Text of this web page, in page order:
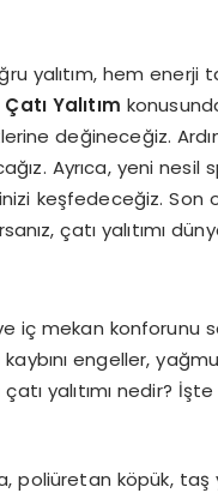
yalıtım, hem
Yalıtım
değineceğiz.
Ayrıca, yeni nesil
keşfedeceğiz. Son
çatı yalıtımı
iç mekan konforunu
kaybını engeller,
yalıtımı nedir?
poliüretan köpük,